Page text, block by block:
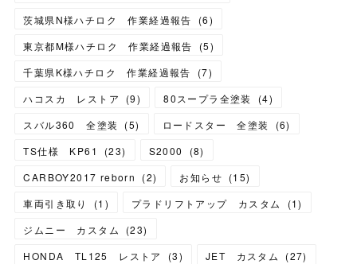
茨城県N様ハチロク 作業経過報告
(6)
東京都M様ハチロク 作業経過報告
(5)
千葉県K様ハチロク 作業経過報告
(7)
ハコスカ レストア
(9) 80スープラ全塗装 (4)
スバル360 全塗装
(5) ロードスター 全塗装 (6)
TS仕様 KP61
(23) S2000 (8)
CARBOY2017 reborn
(2) お知らせ (15)
車両引き取り
(1 ) プラドリフトアップ カスタム (1)
ジムニー カスタム
(23)
HONDA TL125 レストア
(3) JET カスタム (27)